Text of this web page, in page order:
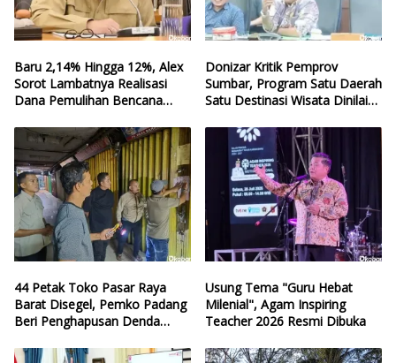
Baru 2,14% Hingga 12%, Alex
Sorot Lambatnya Realisasi
Dana Pemulihan Bencana
Donizar Kritik Pemprov
Sumbar, Program Satu Daerah
Satu Destinasi Wisata Dinilai
44 Petak Toko Pasar Raya
Barat Disegel, Pemko Padang
Beri Penghapusan Denda
Usung Tema "Guru Hebat
Milenial", Agam Inspiring
Teacher 2026 Resmi Dibuka